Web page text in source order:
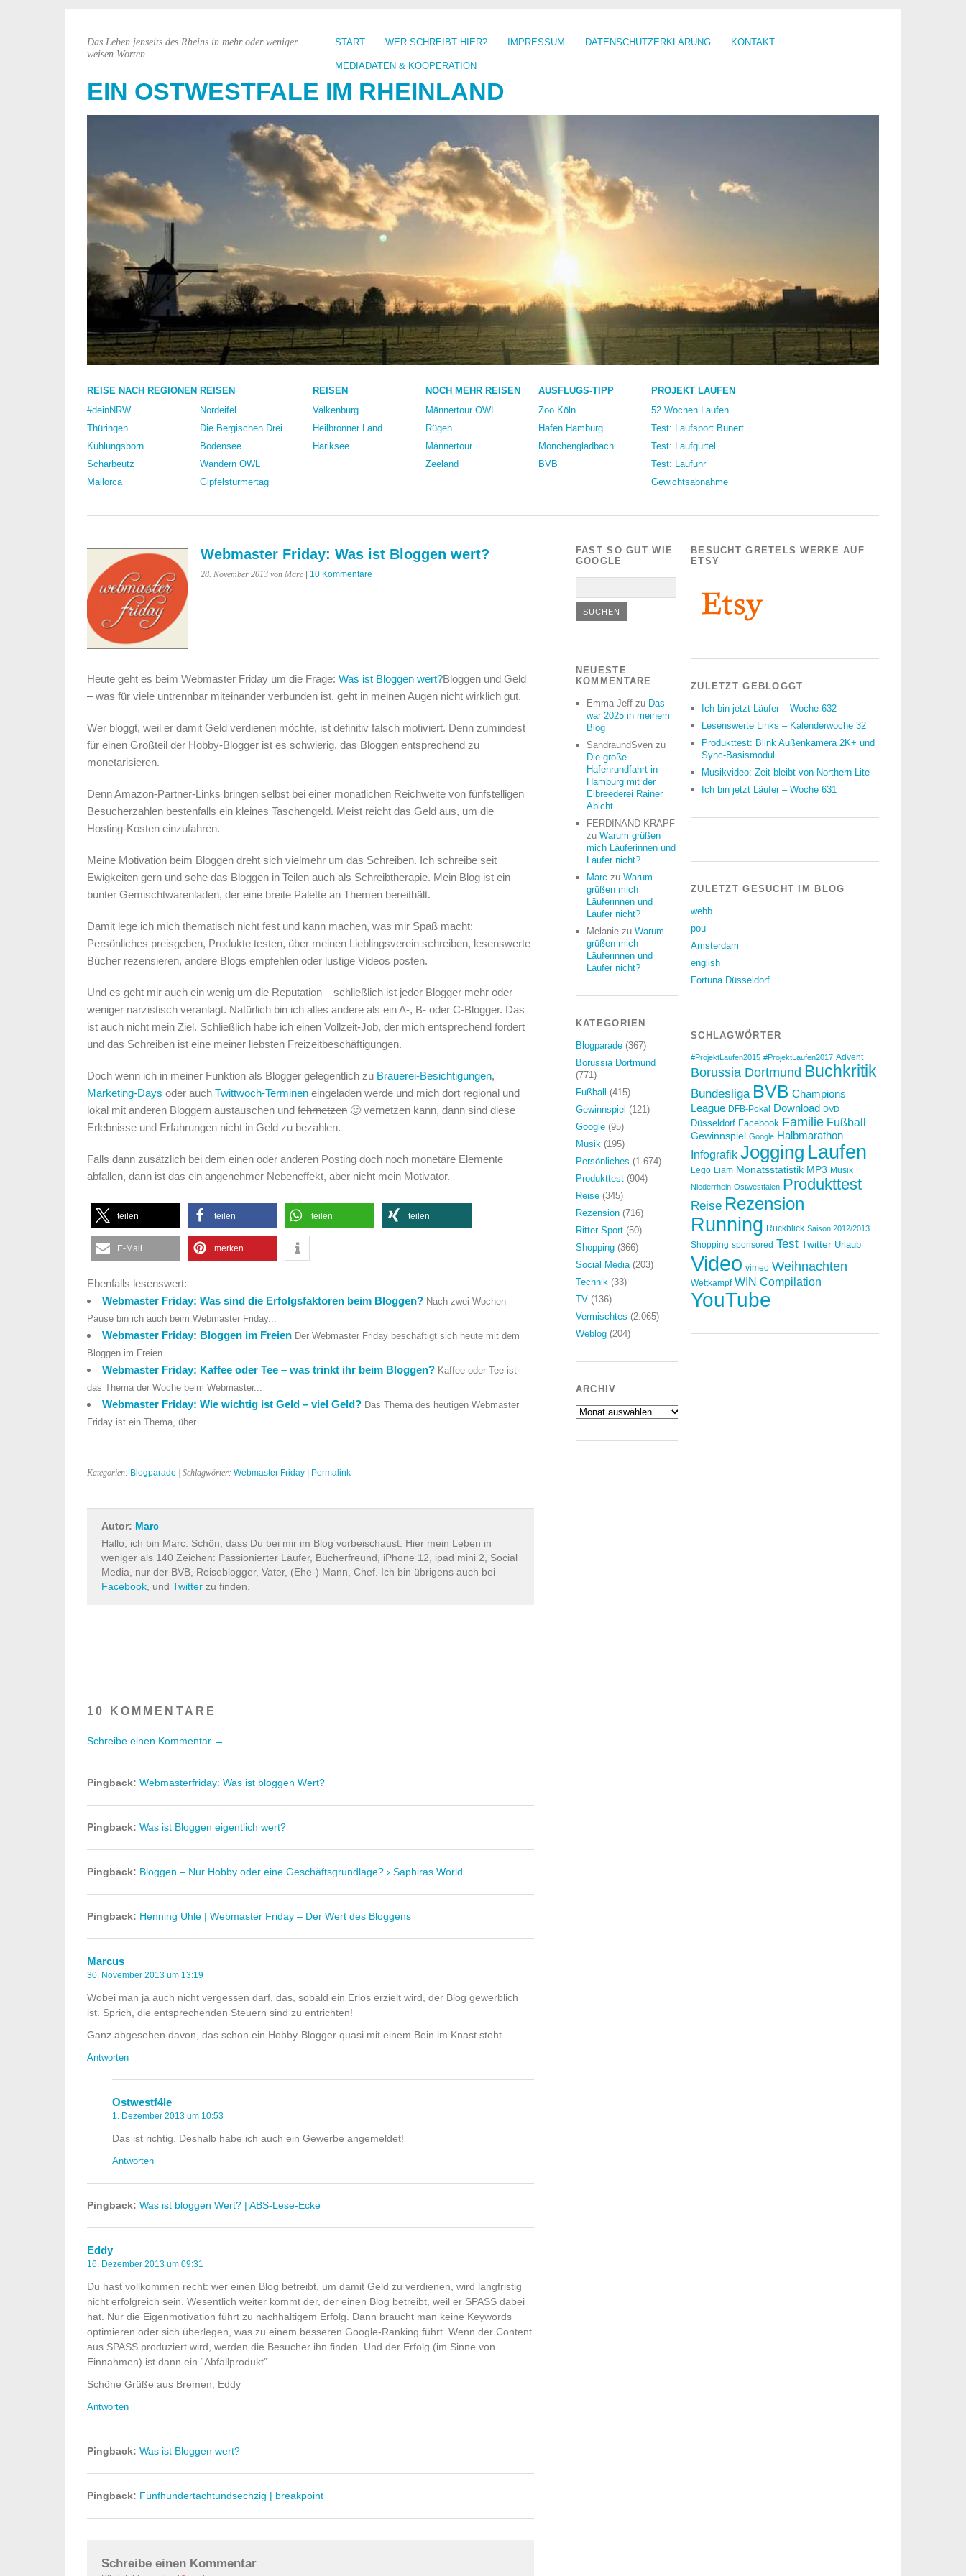
START WER SCHREIBT HIER? IMPRESSUM DATENSCHUTZERKLÄRUNG KONTAKT
MEDIADATEN & KOOPERATION
EIN OSTWESTFALE IM RHEINLAND
Das Leben jenseits des Rheins in mehr oder weniger
weisen Worten.
REISE NACH REGIONEN
#deinNRW
Thüringen
Kühlungsborn
Scharbeutz
Mallorca
REISEN
Nordeifel
Die Bergischen Drei
Bodensee
Wandern OWL
Gipfelstürmertag
REISEN
Valkenburg
Heilbronner Land
Hariksee
NOCH MEHR REISEN
Männertour OWL
Rügen
Männertour
Zeeland
AUSFLUGS-TIPP
Zoo Köln
Hafen Hamburg
Mönchengladbach
BVB
PROJEKT LAUFEN
52 Wochen Laufen
Test: Laufsport Bunert
Test: Laufgürtel
Test: Laufuhr
Gewichtsabnahme
Webmaster Friday: Was ist Bloggen wert?
28. November 2013 von Marc| 10 Kommentare
Heute geht es beim Webmaster Friday um die Frage: Was ist Bloggen wert?Bloggen und Geld
– was für viele untrennbar miteinander verbunden ist, geht in meinen Augen nicht wirklich gut.
Wer bloggt, weil er damit Geld verdienen möchte, ist definitiv falsch motiviert. Denn zumindest
für einen Großteil der Hobby-Blogger ist es schwierig, das Bloggen entsprechend zu
monetarisieren.
Denn Amazon-Partner-Links bringen selbst bei einer monatlichen Reichweite von fünfstelligen
Besucherzahlen bestenfalls ein kleines Taschengeld. Meist reicht das Geld aus, um die
Hosting-Kosten einzufahren.
Meine Motivation beim Bloggen dreht sich vielmehr um das Schreiben. Ich schreibe seit
Ewigkeiten gern und sehe das Bloggen in Teilen auch als Schreibtherapie. Mein Blog ist ein
bunter Gemischtwarenladen, der eine breite Palette an Themen bereithält.
Damit lege ich mich thematisch nicht fest und kann machen, was mir Spaß macht:
Persönliches preisgeben, Produkte testen, über meinen Lieblingsverein schreiben, lesenswerte
Bücher rezensieren, andere Blogs empfehlen oder lustige Videos posten.
Und es geht mir auch ein wenig um die Reputation – schließlich ist jeder Blogger mehr oder
weniger narzistisch veranlagt. Natürlich bin ich alles andere als ein A-, B- oder C-Blogger. Das
ist auch nicht mein Ziel. Schließlich habe ich einen Vollzeit-Job, der mich entsprechend fordert
und das Schreiben ist eine meiner liebsten Freizeitbeschäftigungen.
Doch wenn ich in meiner Funktion als Blogger gelegentlich zu Brauerei-Besichtigungen,
Marketing-Days oder auch Twittwoch-Terminen eingeladen werde und mich dort regional und
lokal mit anderen Bloggern austauschen und fehrnetzen 🙂 vernetzen kann, dann sind diese
Erlebnisse und Erfahrungen nicht in Geld zu bezahlen.
Falls dann zusätzlich bei dem einen oder anderen Posting doch noch monetäre Elemente
abfallen, dann ist das ein angenehmer Nebeneffekt, aber nicht mein Motivator.
teilen teilen teilen teilen
E-Mail merken
Ebenfalls lesenswert:
Webmaster Friday: Was sind die Erfolgsfaktoren beim Bloggen? Nach zwei Wochen
Pause bin ich auch beim Webmaster Friday...
Webmaster Friday: Bloggen im Freien Der Webmaster Friday beschäftigt sich heute mit dem
Bloggen im Freien....
Webmaster Friday: Kaffee oder Tee – was trinkt ihr beim Bloggen? Kaffee oder Tee ist
das Thema der Woche beim Webmaster...
Webmaster Friday: Wie wichtig ist Geld – viel Geld? Das Thema des heutigen Webmaster
Friday ist ein Thema, über...
Kategorien: Blogparade | Schlagwörter: Webmaster Friday Permalink
Autor: Marc
Hallo, ich bin Marc. Schön, dass Du bei mir im Blog vorbeischaust. Hier mein Leben in
weniger als 140 Zeichen: Passionierter Läufer, Bücherfreund, iPhone 12, ipad mini 2, Social
Media, nur der BVB, Reiseblogger, Vater, (Ehe-) Mann, Chef. Ich bin übrigens auch bei
Facebook, und Twitter zu finden.
10 KOMMENTARE
Schreibe einen Kommentar →
Pingback: Webmasterfriday: Was ist bloggen Wert?
Pingback: Was ist Bloggen eigentlich wert?
Pingback: Bloggen – Nur Hobby oder eine Geschäftsgrundlage? › Saphiras World
Pingback: Henning Uhle | Webmaster Friday – Der Wert des Bloggens
Marcus
30. November 2013 um 13:19
Wobei man ja auch nicht vergessen darf, das, sobald ein Erlös erzielt wird, der Blog gewerblich
ist. Sprich, die entsprechenden Steuern sind zu entrichten!
Ganz abgesehen davon, das schon ein Hobby-Blogger quasi mit einem Bein im Knast steht.
Antworten
Ostwestf4le
1. Dezember 2013 um 10:53
Das ist richtig. Deshalb habe ich auch ein Gewerbe angemeldet!
Antworten
Pingback: Was ist bloggen Wert? | ABS-Lese-Ecke
Eddy
16. Dezember 2013 um 09:31
Du hast vollkommen recht: wer einen Blog betreibt, um damit Geld zu verdienen, wird langfristig
nicht erfolgreich sein. Wesentlich weiter kommt der, der einen Blog betreibt, weil er SPASS dabei
hat. Nur die Eigenmotivation führt zu nachhaltigem Erfolg. Dann braucht man keine Keywords
optimieren oder sich überlegen, was zu einem besseren Google-Ranking führt. Wenn der Content
aus SPASS produziert wird, werden die Besucher ihn finden. Und der Erfolg (im Sinne von
Einnahmen) ist dann ein “Abfallprodukt”.
Schöne Grüße aus Bremen, Eddy
Antworten
Pingback: Was ist Bloggen wert?
Pingback: Fünfhundertachtundsechzig | breakpoint
Schreibe einen Kommentar
FAST SO GUT WIE
GOOGLE
NEUESTE
KOMMENTARE
Emma Jeffzu Das
war 2025 in meinem
Blog
SandraundSvenzu
Die große
Hafenrundfahrt in
Hamburg mit der
Elbreederei Rainer
Abicht
FERDINAND KRAPF
zu Warum grüßen
mich Läuferinnen und
Läufer nicht?
Marc zu Warum
grüßen mich
Läuferinnen und
Läufer nicht?
Melaniezu Warum
grüßen mich
Läuferinnen und
Läufer nicht?
KATEGORIEN
Blogparade(367)
Borussia Dortmund
(771)
Fußball
(415)
Gewinnspiel (121)
Google(95)
Musik (195)
Persönliches (1.674)
Produkttest(904)
Reise(345)
Rezension(716)
Ritter Sport(50)
Shopping(366)
Social Media(203)
Technik (33)
TV(136)
Vermischtes (2.065)
Weblog(204)
ARCHIV
Archiv
BESUCHT GRETELS WERKE AUF
ETSY
ZULETZT GEBLOGGT
Ich bin jetzt Läufer – Woche 632
Lesenswerte Links – Kalenderwoche 32
Produkttest: Blink Außenkamera 2K+ und
Sync-Basismodul
Musikvideo: Zeit bleibt von Northern Lite
Ich bin jetzt Läufer – Woche 631
ZULETZT GESUCHT IM BLOG
webb
pou
Amsterdam
english
Fortuna Düsseldorf
SCHLAGWÖRTER
#ProjektLaufen2015 #ProjektLaufen2017 Advent
Borussia Dortmund Buchkritik
Bundesliga BVB Champions
League DFB-Pokal Download DVD
Düsseldorf Facebook Familie Fußball
Gewinnspiel Google Halbmarathon
Infografik Jogging Laufen
Lego Liam Monatsstatistik MP3 Musik
Niederrhein Ostwestfalen Produkttest
Reise Rezension
Running Rückblick Saison 2012/2013
Shopping sponsored Test Twitter Urlaub
Video vimeo Weihnachten
Wettkampf WIN Compilation
YouTube